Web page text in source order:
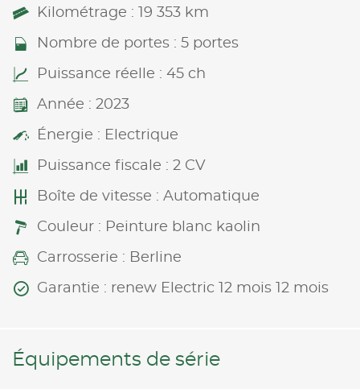
Kilométrage : 19 353 km
Nombre de portes : 5 portes
Puissance réelle : 45 ch
Année : 2023
Énergie : Electrique
Puissance fiscale : 2 CV
Boîte de vitesse : Automatique
Couleur : Peinture blanc kaolin
Carrosserie : Berline
Garantie : renew Electric 12 mois 12 mois
Équipements de série